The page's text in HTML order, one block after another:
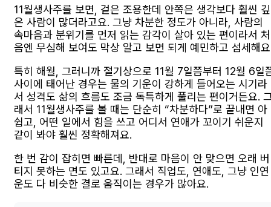
11월생사주를 보면, 겉은 조용한데 안쪽은 생각보다 훨씬 깊
은 사람이 많더라고요. 그냥 차분한 정도가 아니라, 사람의
속마음과 분위기를 먼저 읽는 감각이 살아 있는 편이라서 처
음엔 무심해 보여도 막상 알고 보면 되게 예민하고 섬세해
특히 해월, 그러니까 절기상으로 11월 7일쯤부터 12월 6일
사이에 태어난 경우는 물의 기운이 강하게 들어오는 시기라
서 성격도 삶의 흐름도 조금 독특하게 풀리는 편이거든요.
래서 11월생사주를 볼 때는 단순히 “차분하다”로 끝내면 아
쉽고, 어떤 일에서 힘을 쓰고 어디서 연애가 꼬이기 쉬운지
같이 봐야 훨씬 정확해져요.
한 번 감이 잡히면 빠른데, 반대로 마음이 안 맞으면 오래 버
티지 못하는 면도 있고요. 그래서 직업도, 연애도, 그냥 인연
운도 다 비슷한 결로 움직이는 경우가 많아요.